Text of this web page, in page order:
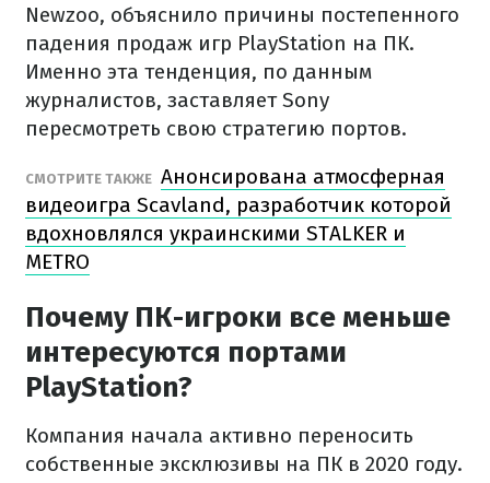
Newzoo, объяснило причины постепенного
падения продаж игр PlayStation на ПК.
Именно эта тенденция, по данным
журналистов, заставляет Sony
пересмотреть свою стратегию портов.
СМОТРИТЕ ТАКЖЕ Анонсирована атмосферная
видеоигра Scavland, разработчик которой
вдохновлялся украинскими STALKER и
METRO
Почему ПК-игроки все меньше
интересуются портами
PlayStation?
Компания начала активно переносить
собственные эксклюзивы на ПК в 2020 году.